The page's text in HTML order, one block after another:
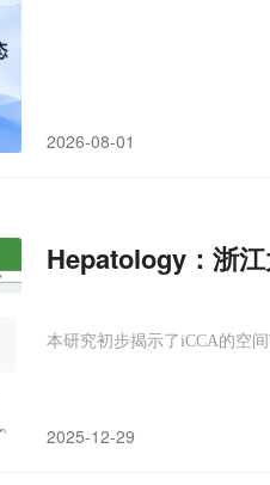
2026-08-01
Hepatology：浙
本研究初步揭示了iCCA的空
2025-12-29